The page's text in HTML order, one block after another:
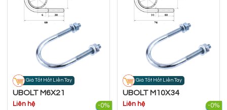
Giá Tốt Hốt Liền Tay
UBOLT M6X21
Liên hệ -0%
Giá Tốt Hốt Liền Tay
UBOLT M10X34
Liên hệ -0%